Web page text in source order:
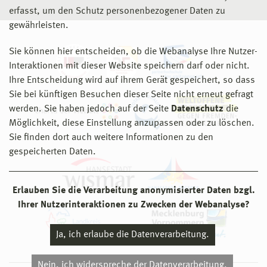
erfasst, um den Schutz personenbezogener Daten zu
gewährleisten.
Sie können hier entscheiden, ob die Webanalyse Ihre Nutzer-
Interaktionen mit dieser Website speichern darf oder nicht.
Ihre Entscheidung wird auf ihrem Gerät gespeichert, so dass
Sie bei künftigen Besuchen dieser Seite nicht erneut gefragt
werden. Sie haben jedoch auf der Seite Datenschutz die
Möglichkeit, diese Einstellung anzupassen oder zu löschen.
Sie finden dort auch weitere Informationen zu den
gespeicherten Daten.
Erlauben Sie die Verarbeitung anonymisierter Daten bzgl.
Ihrer Nutzerinteraktionen zu Zwecken der Webanalyse?
Ja, ich erlaube die Datenverarbeitung.